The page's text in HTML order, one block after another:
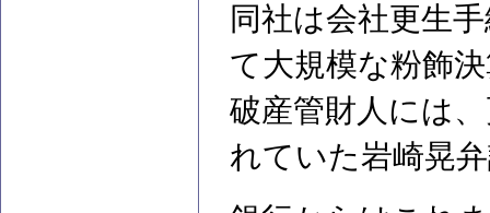
同社は会社更生
て大規模な粉飾
破産管財人には
れていた岩崎晃